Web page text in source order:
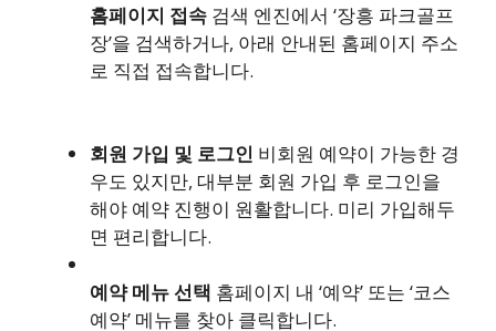
홈페이지 접속 검색 엔진에서 ‘장흥 파크골프
장’을 검색하거나, 아래 안내된 홈페이지 주소
로 직접 접속합니다.
회원 가입 및 로그인 비회원 예약이 가능한 경
우도 있지만, 대부분 회원 가입 후 로그인을
해야 예약 진행이 원활합니다. 미리 가입해두
면 편리합니다.
예약 메뉴 선택 홈페이지 내 ‘예약’ 또는 ‘코스
예약’ 메뉴를 찾아 클릭합니다.